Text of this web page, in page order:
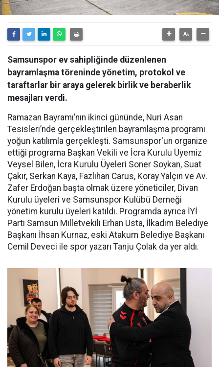
Samsunspor ev sahipliğinde düzenlenen
bayramlaşma töreninde yönetim, protokol ve
taraftarlar bir araya gelerek birlik ve beraberlik
mesajları verdi.
Ramazan Bayramı’nın ikinci gününde, Nuri Asan
Tesisleri’nde gerçekleştirilen bayramlaşma programı
yoğun katılımla gerçekleşti. Samsunspor'un organize
ettiği programa Başkan Vekili ve İcra Kurulu Üyemiz
Veysel Bilen, İcra Kurulu Üyeleri Soner Soykan, Suat
Çakır, Serkan Kaya, Fazlıhan Carus, Koray Yalçın ve Av.
Zafer Erdoğan başta olmak üzere yöneticiler, Divan
Kurulu üyeleri ve Samsunspor Kulübü Derneği
yönetim kurulu üyeleri katıldı. Programda ayrıca İYİ
Parti Samsun Milletvekili Erhan Usta, İlkadım Belediye
Başkanı İhsan Kurnaz, eski Atakum Belediye Başkanı
Cemil Deveci ile spor yazarı Tanju Çolak da yer aldı.